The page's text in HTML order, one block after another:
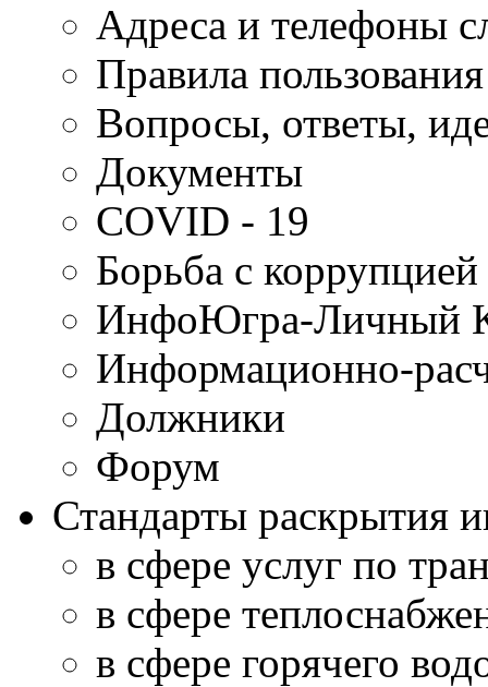
Адреса и телефоны
Правила
Вопросы, ответы,
Документы
COVID - 19
Борьба с
ИнфоЮгра-Личный
Информационно-
Должники
Форум
Стандарты раскрытия
в сфере услуг по
в сфере
в сфере горячего